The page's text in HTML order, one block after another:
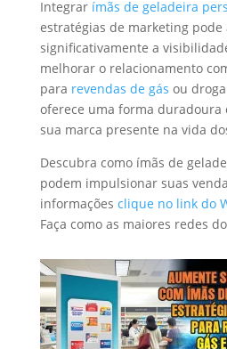
Integrar ímãs de geladeira
estratégias de marketing
significativamente a
melhorar o relacionamento
para revendas de gás ou
oferece uma forma duradoura
sua marca presente na vida
Descubra como ímãs de
podem impulsionar suas
informações clique no link do
Faça como as maiores redes